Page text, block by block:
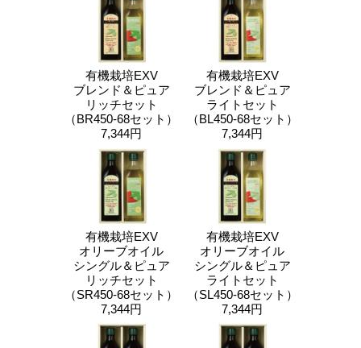
有機栽培EXV
ブレンド＆ピュア
リッチセット
（BR450-68セット）
7,344円
有機栽培EXV
ブレンド＆ピュア
ライトセット
（BL450-68セット）
7,344円
有機栽培EXV
オリーブオイル
シングル＆ピュア
リッチセット
（SR450-68セット）
7,344円
有機栽培EXV
オリーブオイル
シングル＆ピュア
ライトセット
（SL450-68セット）
7,344円